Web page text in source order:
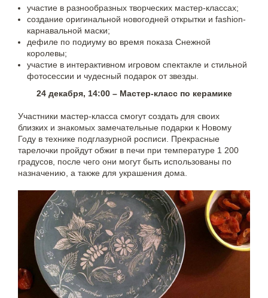
участие в разнообразных творческих мастер-классах;
создание оригинальной новогодней открытки и fashion-
карнавальной маски;
дефиле по подиуму во время показа Снежной
королевы;
участие в интерактивном игровом спектакле и стильной
фотосессии и чудесный подарок от звезды.
24 декабря, 14:00 – Мастер-класс по керамике
Участники мастер-класса смогут создать для своих
близких и знакомых замечательные подарки к Новому
Году в технике подглазурной росписи. Прекрасные
тарелочки пройдут обжиг в печи при температуре 1 200
градусов, после чего они могут быть использованы по
назначению, а также для украшения дома.